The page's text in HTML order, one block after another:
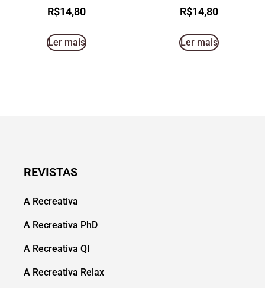
R$14,80
Ler mais
R$14,80
Ler mais
REVISTAS
A Recreativa
A Recreativa PhD
A Recreativa QI
A Recreativa Relax